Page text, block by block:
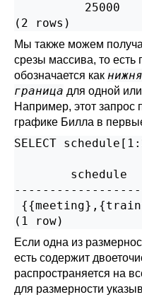
          25000
(2 rows)
Мы также можем
срезы массива, то
обозначается как
граница для одной
Например, этот запрос
графике Билла в
SELECT
        schedule
(1 row)
Если одна из
есть содержит
распространяется на
для размерности